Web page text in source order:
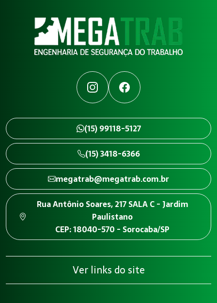
InstagramFacebook
(15) 99118-5127
(15) 3418-6366
megatrab@megatrab.com.br
Rua Antônio Soares, 217 SALA C - Jardim
Paulistano
CEP: 18040-570 - Sorocaba/SP
Ver links do site